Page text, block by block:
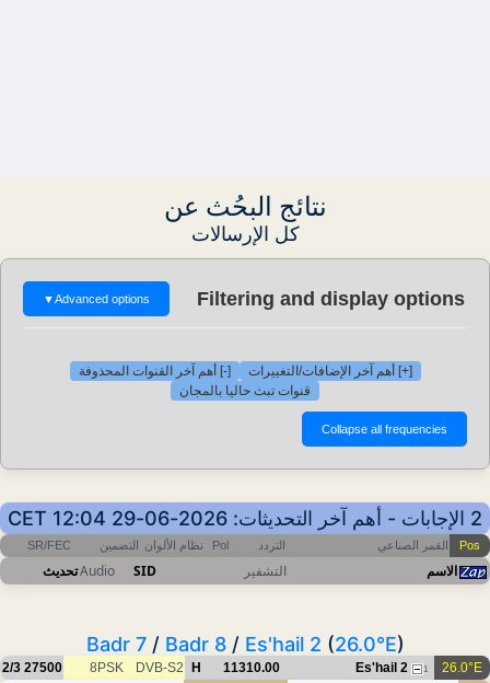
نتائج البحُث عن
كل الإرسالات
Filtering and display options
Advanced options
▼
[+] أهم آخر الإضافات/التغييرات
[-] أهم آخر القنوات المحذوفة
قنوات تبث حاليا بالمجان
2 الإجابات - أهم آخر التحديثات: 2026-06-29 12:04 CET
Pos القمر الصناعي التردد Pol نظام الألوان التضمين SR/FEC
الاسم التشفير SID
Audioتحديث
Badr 7/ Badr 8/ Es'hail 2 (26.0°E)
26.0°E
Es'hail 2 1
11310.00
H
DVB-S2
8PSK
27500
2/3